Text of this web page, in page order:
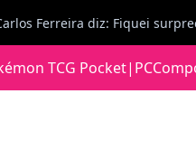
Jonas diz: Estou seriamente
TCG Pocket|